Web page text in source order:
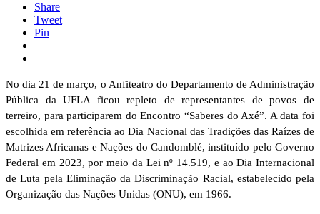
Share
Tweet
Pin
No dia 21 de março, o Anfiteatro do Departamento de Administração
Pública da UFLA ficou repleto de representantes de povos de
terreiro, para participarem do Encontro “Saberes do Axé”. A data foi
escolhida em referência ao Dia Nacional das Tradições das Raízes de
Matrizes Africanas e Nações do Candomblé, instituído pelo Governo
Federal em 2023, por meio da Lei nº 14.519, e ao Dia Internacional
de Luta pela Eliminação da Discriminação Racial, estabelecido pela
Organização das Nações Unidas (ONU), em 1966.